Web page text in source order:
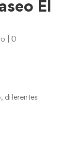
El
0
diferentes